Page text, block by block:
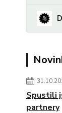
Spustili
partnery